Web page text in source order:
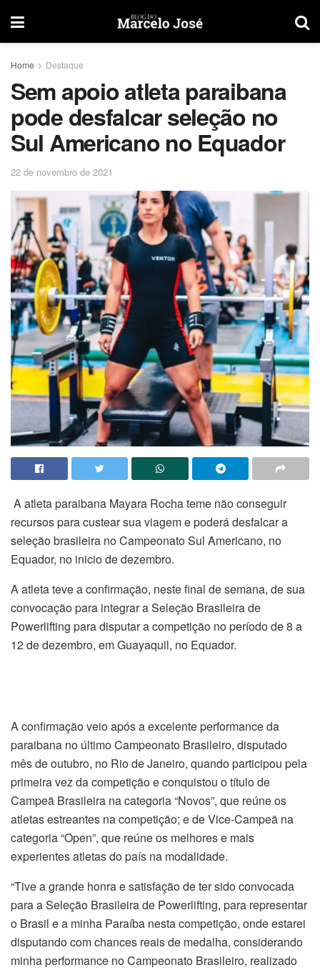
Home Destaque
Sem apoio atleta paraibana
pode desfalcar seleção no
Sul Americano no Equador
22 de novembro de 2021
A atleta paraibana Mayara Rocha teme não conseguir
recursos para custear sua viagem e poderá desfalcar a
seleção brasileira no Campeonato Sul Americano, no
Equador, no inicio de dezembro.
A atleta teve a confirmação, neste final de semana, de sua
convocação para integrar a Seleção Brasileira de
Powerlifting para disputar a competição no período de 8 a
12 de dezembro, em Guayaquil, no Equador.
A confirmação veio após a excelente performance da
paraibana no último Campeonato Brasileiro, disputado
mês de outubro, no Rio de Janeiro, quando participou pela
primeira vez da competição e conquistou o título de
Campeã Brasileira na categoria “Novos”, que reúne os
atletas estreantes na competição; e de Vice-Campeã na
categoria “Open”, que reúne os melhores e mais
experientes atletas do país na modalidade.
“Tive a grande honra e satisfação de ter sido convocada
para a Seleção Brasileira de Powerlifting, para representar
o Brasil e a minha Paraíba nesta competição, onde estarei
disputando com chances reais de medalha, considerando
minha performance no Campeonato Brasileiro, realizado